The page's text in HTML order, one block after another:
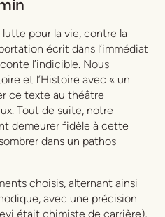
pour la vie, contre la
écrit dans l’immédiat
l’indicible. Nous
et l’Histoire avec « un
ce texte au théâtre
Tout de suite, notre
demeurer fidèle à cette
dans un pathos
choisis, alternant ainsi
avec une précision
était chimiste de carrière),